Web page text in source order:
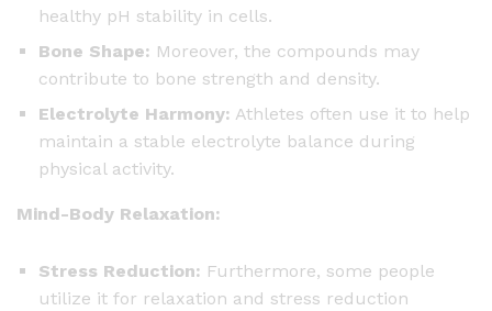
t
healthy pH stability in cells.
Bone Shape: Moreover, the compounds may
contribute to bone strength and density.
Electrolyte Harmony: Athletes often use it to help
maintain a stable electrolyte balance during
physical activity.
Mind-Body Relaxation:
Stress Reduction: Furthermore, some people
utilize it for relaxation and stress reduction